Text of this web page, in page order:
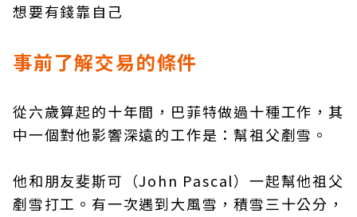
想要有錢靠自己
事前了解交易的條件
從六歲算起的十年間，巴菲特做過十種工作，其
中一個對他影響深遠的工作是：幫祖父剷雪。
他和朋友斐斯可（John Pascal）一起幫他祖父
剷雪打工。有一次遇到大風雪，積雪三十公分，